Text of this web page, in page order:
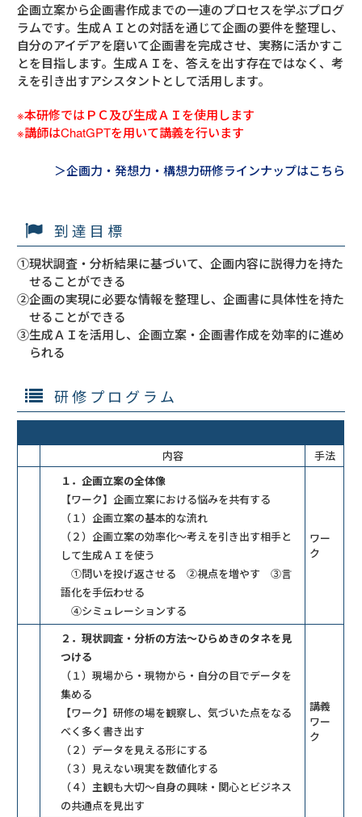
企画立案から企画書作成までの一連のプロセスを学ぶプログ
ラムです。生成ＡＩとの対話を通じて企画の要件を整理し、
自分のアイデアを磨いて企画書を完成させ、実務に活かすこ
とを目指します。生成ＡＩを、答えを出す存在ではなく、考
えを引き出すアシスタントとして活用します。
※本研修ではＰＣ及び生成ＡＩを使用します
※講師はChatGPTを用いて講義を行います
＞企画力・発想力・構想力研修ラインナップはこちら
到達目標
①現状調査・分析結果に基づいて、企画内容に説得力を持た
せることができる
②企画の実現に必要な情報を整理し、企画書に具体性を持た
せることができる
③生成ＡＩを活用し、企画立案・企画書作成を効率的に進め
られる
研修プログラム
内容
手法
１．企画立案の全体像
【ワーク】企画立案における悩みを共有する
（１）企画立案の基本的な流れ
（２）企画立案の効率化～考えを引き出す相手と
して生成ＡＩを使う
①問いを投げ返させる ②視点を増やす ③言
語化を手伝わせる
④シミュレーションする
ワー
ク
２．現状調査・分析の方法～ひらめきのタネを見
つける
（１）現場から・現物から・自分の目でデータを
集める
【ワーク】研修の場を観察し、気づいた点をなる
べく多く書き出す
（２）データを見える形にする
（３）見えない現実を数値化する
（４）主観も大切～自身の興味・関心とビジネス
の共通点を見出す
講義
ワー
ク